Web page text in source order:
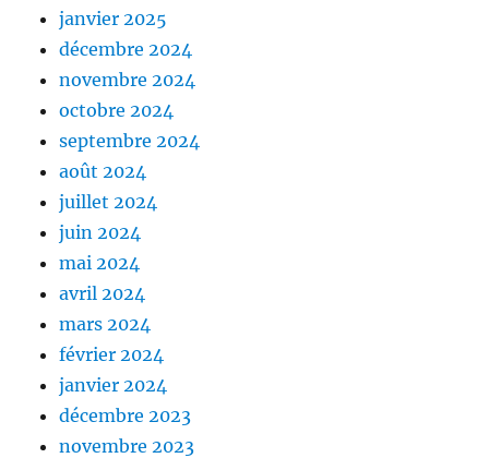
janvier 2025
décembre 2024
novembre 2024
octobre 2024
septembre 2024
août 2024
juillet 2024
juin 2024
mai 2024
avril 2024
mars 2024
février 2024
janvier 2024
décembre 2023
novembre 2023